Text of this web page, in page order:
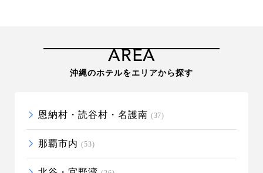
AREA
沖縄のホテルをエリアから探す
恩納村・読谷村・名護南 (37)
那覇市内 (53)